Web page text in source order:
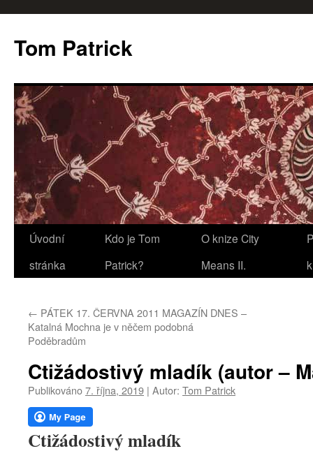
Tom Patrick
Přejít
webu
Úvodní
stránka
Kdo je Tom
Patrick?
O knize City
Means II.
← PÁTEK 17. ČERVNA 2011 MAGAZÍN DNES –
Katalná Mochna je v něčem podobná
Poděbradům
Ctižádostivý mladík (autor –
Publikováno7. října, 2019 | Autor: Tom Patrick
Ctižádostivý mladík